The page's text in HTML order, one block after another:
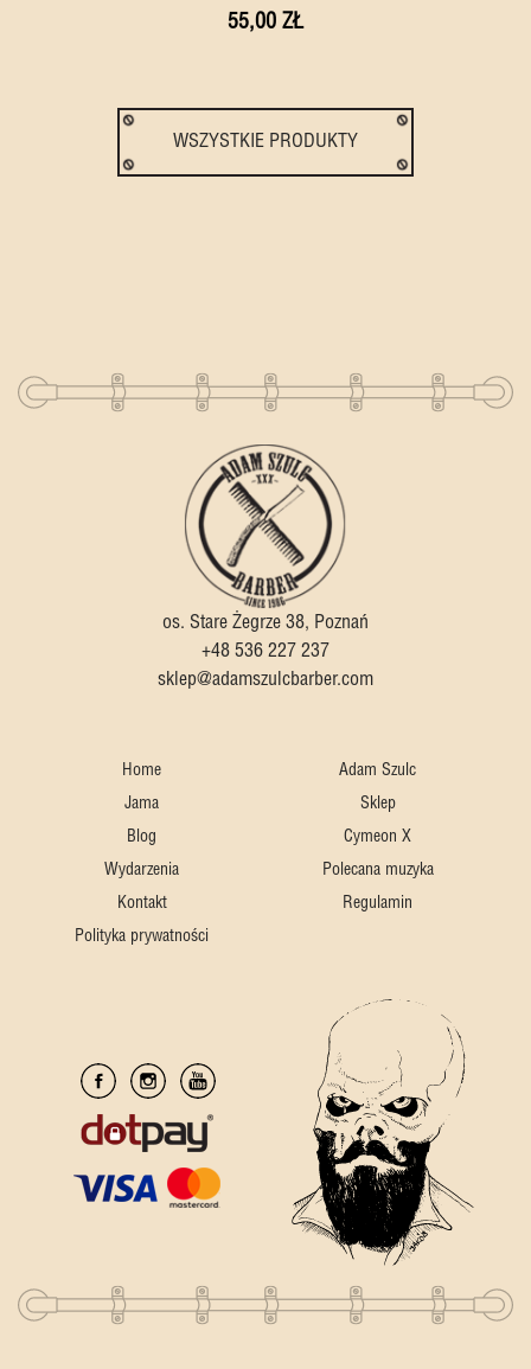
55,00 ZŁ
WSZYSTKIE PRODUKTY
os. Stare Żegrze 38, Poznań
+48 536 227 237
sklep@adamszulcbarber.com
Home
Adam Szulc
Jama
Sklep
Blog
Cymeon X
Wydarzenia
Polecana muzyka
Kontakt
Regulamin
Polityka prywatności